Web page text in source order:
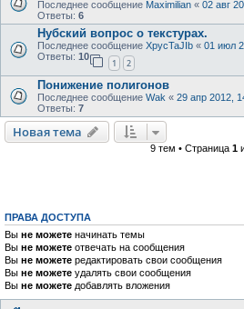
Последнее сообщение Maximilian « 02 авг
Ответы: 6
Нубский вопрос о текстурах.
Последнее сообщение XpycTaJIb « 01 июл
Ответы: 10
1 2
Понижение полигонов
Последнее сообщение Wak « 29 апр 2012,
Ответы: 7
Новая тема
9 тем • Страница 1
ПРАВА ДОСТУПА
Вы не можете начинать темы
Вы не можете отвечать на сообщения
Вы не можете редактировать свои сообщения
Вы не можете удалять свои сообщения
Вы не можете добавлять вложения